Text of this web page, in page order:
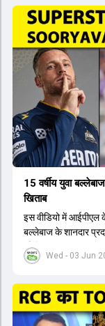
पटेल इस रेस में काफी
दौड़ से बाहर हैं।
टीम में शामिल किया
होंगे। इसके अलावा
अगरकर की अगुवाई
कप और 2028
Wed - 03 Jun
15 वर्षीय युवा
खिताब
इस वीडियो में आईपीएल
बल्लेबाज के शानदार
सौ छिहत्तर रन
किया है। वीडियो में
ऑस्ट्रेलियाई कप्तान के
संदेह था, लेकिन अब
गेंद को बाउंड्री के काफी